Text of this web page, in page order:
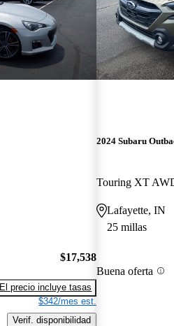
$17,538
El precio incluye tasas
$342/mes est.
Verif. disponibilidad
2024 Subaru
Touring XT
Lafayette, IN
25 millas
Buena oferta